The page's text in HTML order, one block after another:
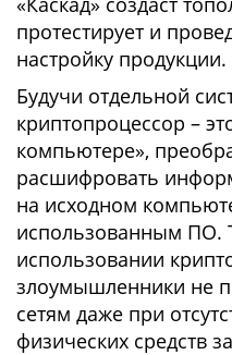
протестирует и
настройку продукции.
Будучи отдельной
криптопроцессор –
компьютере»,
расшифровать
на исходном
использованным ПО.
использовании
злоумышленники не
сетям даже при
физических средств